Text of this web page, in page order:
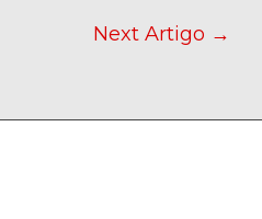
Next Artigo →